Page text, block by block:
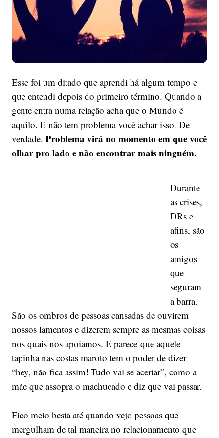
Esse foi um ditado que aprendi há algum tempo e
que entendi depois do primeiro término. Quando a
gente entra numa relação acha que o Mundo é
aquilo. E não tem problema você achar isso. De
verdade. Problema virá no momento em que você
olhar pro lado e não encontrar mais ninguém.
Durante
as crises,
DRs e
afins, são
os
amigos
que
seguram
a barra.
São os ombros de pessoas cansadas de ouvirem
nossos lamentos e dizerem sempre as mesmas coisas
nos quais nos apoiamos. E parece que aquele
tapinha nas costas maroto tem o poder de dizer
“hey, não fica assim! Tudo vai se acertar”, como a
mãe que assopra o machucado e diz que vai passar.
Fico meio besta até quando vejo pessoas que
mergulham de tal maneira no relacionamento que